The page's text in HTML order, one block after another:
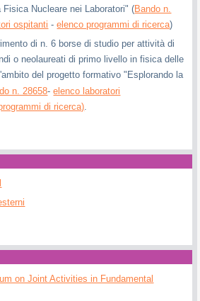
Nucleare nei Laboratori" (Bando n.
ospitanti -elenco programmi di ricerca)
di n. 6 borse di studio per attività di
o neolaureati di primo livello in fisica delle
del progetto formativo "Esplorando la
n. 28658-elenco laboratori
di ricerca).
on Joint Activities in Fundamental